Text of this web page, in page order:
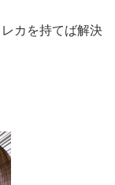
カを持てば解決